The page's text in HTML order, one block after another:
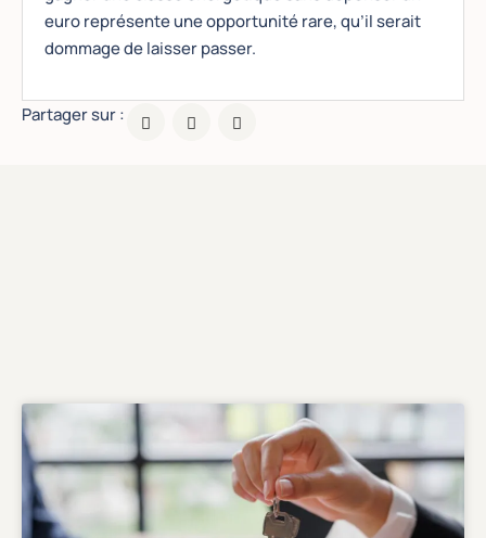
euro représente une opportunité rare, qu’il serait
dommage de laisser passer.
Partager sur :